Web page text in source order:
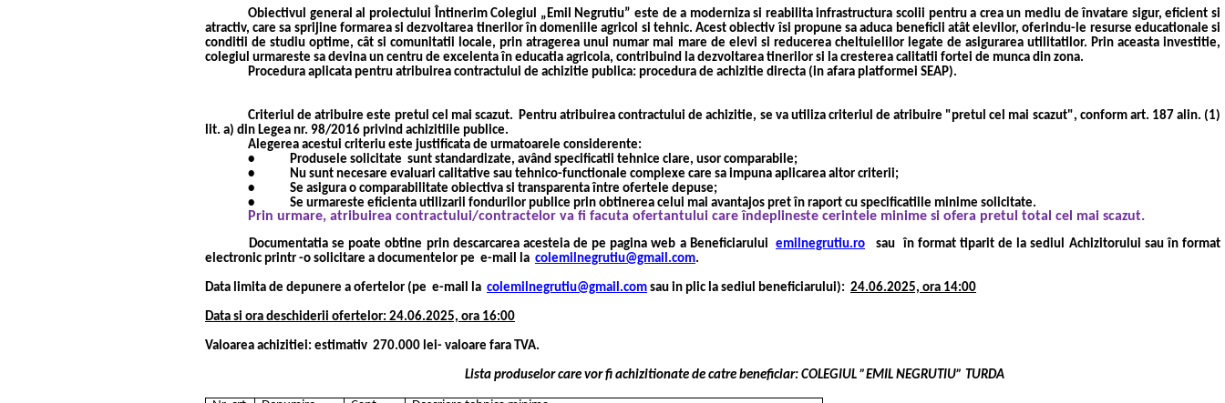
Obiectivul general al proiectului Întinerim Colegiul „Emil Negrutiu” este de a moderniza si reabilita infrastructura scolii pentru a crea un mediu de învatare sigur, eficient si
atractiv, care sa sprijine formarea si dezvoltarea tinerilor în domeniile agricol si tehnic. Acest obiectiv îsi propune sa aduca beneficii atât elevilor, oferindu-le resurse educationale si
conditii de studiu optime, cât si comunitatii locale, prin atragerea unui numar mai mare de elevi si reducerea cheltuielilor legate de asigurarea utilitatilor. Prin aceasta investitie,
colegiul urmareste sa devina un centru de excelenta în educatia agricola, contribuind la dezvoltarea tinerilor si la cresterea calitatii fortei de munca din zona.
Procedura aplicata pentru atribuirea contractului de achizitie publica:procedura de achizitie directa (in afara platformei SEAP).
Criteriul de atribuire este pretul cel mai scazut. Pentru atribuirea contractului de achizitie, se va utiliza criteriul de atribuire "pretul cel mai scazut", conform art. 187 alin. (1)
lit. a) din Legea nr. 98/2016 privind achizitiile publice.
Alegerea acestui criteriu este justificata de urmatoarele considerente:
•
Produsele solicitate sunt standardizate, având specificatii tehnice clare, usor comparabile;
•
Nu sunt necesare evaluari calitative sau tehnico-functionale complexe care sa impuna aplicarea altor criterii;
•
Se asigura o comparabilitate obiectiva si transparenta între ofertele depuse;
•
Se urmareste eficienta utilizarii fondurilor publice prin obtinerea celui mai avantajos pret în raport cu specificatiile minime solicitate.
Prin urmare, atribuirea contractului/contractelor va fi facuta ofertantului care îndeplineste cerintele minime si ofera pretul total cel mai scazut.
Documentatia se poate obtine prin descarcarea acesteia de pe pagina web a Beneficiarului emilnegrutiu.ro sau
în format tiparit de la sediul Achizitorului sau în format
electronic printr -o solicitare a documentelor pe e-mail la colemilnegrutiu@gmail.com.
Data limita de depunere a ofertelor (pe e-mail la colemilnegrutiu@gmail.com sau in plic la sediul beneficiarului): 24.06.2025, ora 14:00
Data si ora deschiderii ofertelor: 24.06.2025, ora 16:00
Valoarea achizitiei: estimativ 270.000 lei- valoare fara TVA.
Lista produselor care vor fi achizitionate de catre beneficiar: COLEGIUL ”EMIL NEGRUTIU” TURDA